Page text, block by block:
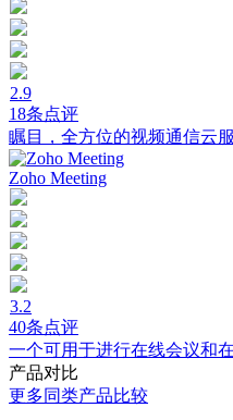
2.9
18条点评
瞩目，全方位的视频通信云
Zoho Meeting
3.2
40条点评
一个可用于进行在线会议和
产品对比
更多同类产品比较